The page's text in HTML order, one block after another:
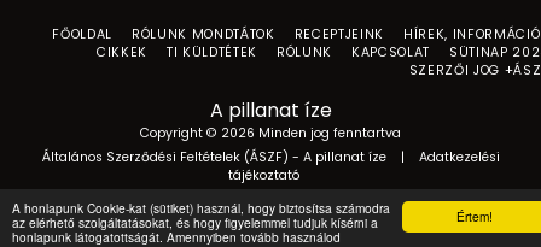
Értem!
A honlapunk Cookie-kat (sütiket) használ, hogy biztosítsa számodra
az elérhető szolgáltatásokat, és hogy figyelemmel tudjuk kísérni a
honlapunk látogatottságát. Amennyiben tovább használod
A pillanat íze
Copyright © 2026 Minden jog fenntartva
Általános Szerződési Feltételek (ÁSZF) - A pillanat íze| Adatkezelési
tájékoztató
FŐOLDAL RÓLUNK MONDTÁTOK RECEPTJEINK
HÍREK,
CIKKEK
TI KÜLDTÉTEK RÓLUNK KAPCSOLAT
SÜTINAP
SZERZŐI JOG